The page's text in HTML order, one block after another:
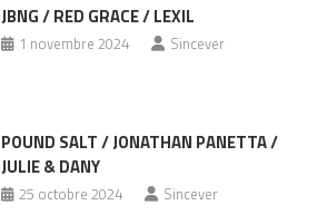
JBNG / RED GRACE / LEXIL
1 novembre 2024 Sincever
POUND SALT / JONATHAN PANETTA /
JULIE & DANY
25 octobre 2024 Sincever